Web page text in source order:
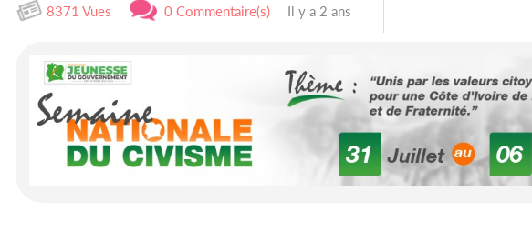
8371 Vues 0 Commentaire(s) Il y a 2 ans